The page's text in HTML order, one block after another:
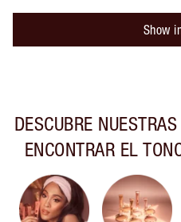
Show
DESCUBRE
ENCONTRAR EL